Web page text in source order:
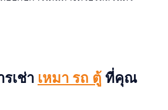
เช่า เหมา รถ ตู้ ที่คุณ